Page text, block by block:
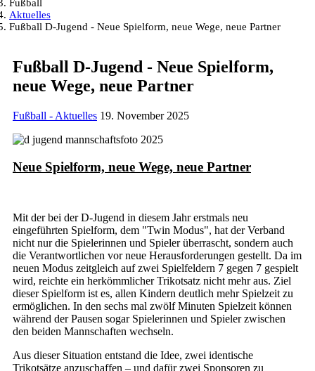
Fußball
Aktuelles
Fußball D-Jugend - Neue Spielform, neue Wege, neue Partner
Fußball D-Jugend - Neue Spielform,
neue Wege, neue Partner
Fußball - Aktuelles 19. November 2025
Neue Spielform, neue Wege, neue Partner
Mit der bei der D-Jugend in diesem Jahr erstmals neu
eingeführten Spielform, dem "Twin Modus", hat der Verband
nicht nur die Spielerinnen und Spieler überrascht, sondern auch
die Verantwortlichen vor neue Herausforderungen gestellt. Da im
neuen Modus zeitgleich auf zwei Spielfeldern 7 gegen 7 gespielt
wird, reichte ein herkömmlicher Trikotsatz nicht mehr aus. Ziel
dieser Spielform ist es, allen Kindern deutlich mehr Spielzeit zu
ermöglichen. In den sechs mal zwölf Minuten Spielzeit können
während der Pausen sogar Spielerinnen und Spieler zwischen
den beiden Mannschaften wechseln.
Aus dieser Situation entstand die Idee, zwei identische
Trikotsätze anzuschaffen – und dafür zwei Sponsoren zu